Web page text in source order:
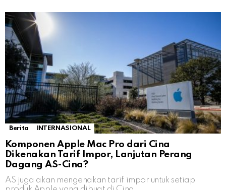
Berita INTERNASIONAL
Komponen Apple Mac Pro dari Cina
Dikenakan Tarif Impor, Lanjutan Perang
Dagang AS-Cina?
AS juga akan mengenakan tarif impor untuk setiap